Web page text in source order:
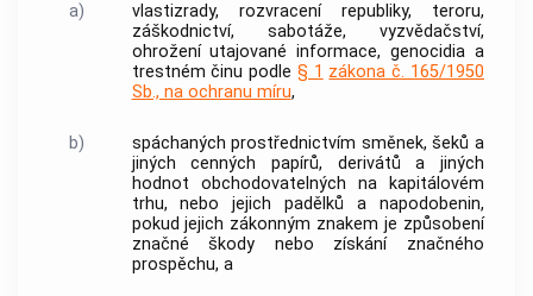
a)
vlastizrady, rozvracení republiky, teroru,
záškodnictví, sabotáže, vyzvědačství,
ohrožení utajované informace, genocidia a
trestném činu podle § 1 zákona č. 165/1950
Sb., na ochranu míru,
b)
spáchaných prostřednictvím směnek, šeků a
jinýchcenných papírů, derivátů a jiných
hodnot obchodovatelných na kapitálovém
trhu, nebo jejich padělků a napodobenin,
pokud jejich zákonným znakem je způsobení
značné škody nebo získání značného
prospěchu, a